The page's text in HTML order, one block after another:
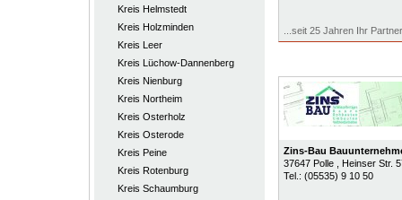
Kreis Helmstedt
Kreis Holzminden
Kreis Leer
Kreis Lüchow-Dannenberg
Kreis Nienburg
Kreis Northeim
Kreis Osterholz
Kreis Osterode
Kreis Peine
Kreis Rotenburg
Kreis Schaumburg
...seit 25 Jahren Ihr Partner
Zins-Bau
37647 Polle
, Heinser Str.
Tel.: (05535) 9 10 50